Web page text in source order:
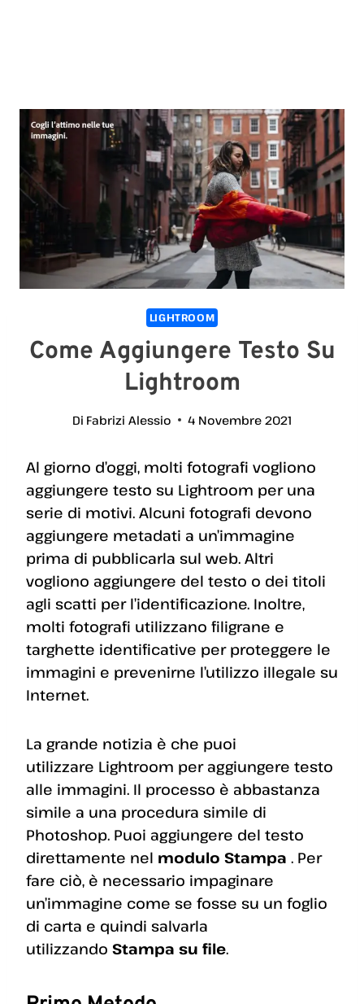
LIGHTROOM
Come Aggiungere Testo Su
Lightroom
Di Fabrizi Alessio 4 Novembre 2021
Al giorno d’oggi, molti fotografi vogliono
aggiungere testo su Lightroom per una
serie di motivi. Alcuni fotografi devono
aggiungere metadati a un’immagine
prima di pubblicarla sul web. Altri
vogliono aggiungere del testo o dei titoli
agli scatti per l’identificazione. Inoltre,
molti fotografi utilizzano filigrane e
targhette identificative per proteggere le
immagini e prevenirne l’utilizzo illegale su
Internet.
La grande notizia è che puoi
utilizzare Lightroom per aggiungere testo
alle immagini. Il processo è abbastanza
simile a una procedura simile di
Photoshop. Puoi aggiungere del testo
direttamente nel modulo Stampa . Per
fare ciò, è necessario impaginare
un’immagine come se fosse su un foglio
di carta e quindi salvarla
utilizzando Stampa su file.